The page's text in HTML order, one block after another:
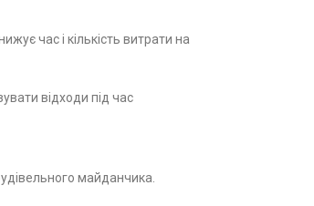
час і кількість витрати на
відходи під час
майданчика.